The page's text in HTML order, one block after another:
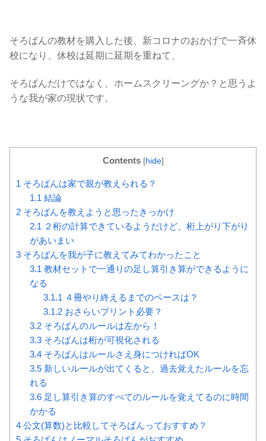
そろばんの教材を購入した後、新コロナのおかげで一斉休
校になり、休校は延期に延期を重ねて、
そろばんだけではなく、ホームスクリーングか？と思うよ
うな我が家の現状です。
Contents [hide]
1 そろばんは家で親が教えられる？
1.1 結論
2 そろばんを教えようと思ったきっかけ
2.1 ２桁の計算できているようだけど、桁上がり下がり
があいまい
3 そろばんを我が子に教えてみてわかったこと
3.1 教材セットで一通りの足し算引き算ができるように
なる
3.1.1 ４冊やり終えるまでのペースは？
3.1.2おさらいプリント必要？
3.2そろばんのルールは左から！
3.3そろばんは桁が可視化される
3.4そろばんはルールさえ身につければOK
3.5新しいルールが出てくると、過去覚えたルールを忘
れる
3.6足し算引き算のすべてのルールを覚えてるのに時間
かかる
4 公文(算数)と比較してそろばんっておすすめ？